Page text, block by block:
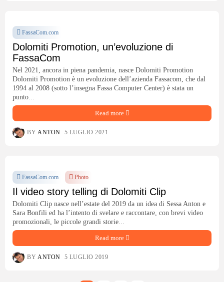
FassaCom.com
Dolomiti Promotion, un’evoluzione di
FassaCom
Nel 2021, ancora in piena pandemia, nasce Dolomiti Promotion
Dolomiti Promotion è un evoluzione dell’azienda Fassacom, che dal
1994 al 2008 (sotto l’insegna Fassa Computer Center) è stata un
punto...
Read more
BY ANTON 5 LUGLIO 2021
FassaCom.com Photo
Il video story telling di Dolomiti Clip
Dolomiti Clip nasce nell’estate del 2019 da un idea di Sessa Anton e
Sara Bonfili ed ha l’intento di svelare e raccontare, con brevi video
promozionali, le piccole grandi storie...
Read more
BY ANTON 5 LUGLIO 2019